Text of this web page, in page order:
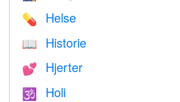
💊 Helse
📖 Historie
💕 Hjerter
🕉 Holi